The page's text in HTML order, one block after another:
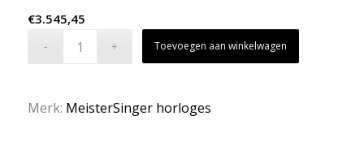
€3.545,45
Toevoegen aan winkelwagen
Merk: MeisterSinger horloges